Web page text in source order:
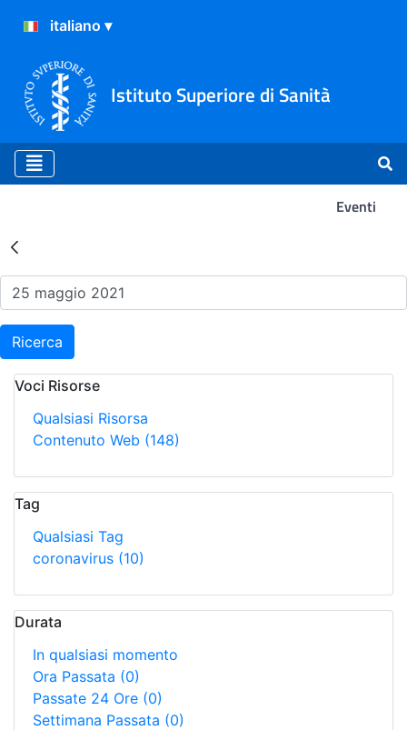
Istituto Superiore di Sanità
Eventi
Risultati della Ricerca -
Ricerca
Voci Risorse
Qualsiasi Risorsa
Contenuto Web (148)
Tag
Qualsiasi Tag
coronavirus (10)
Durata
In qualsiasi momento
Ora Passata (0)
Passate 24 Ore (0)
Settimana Passata (0)